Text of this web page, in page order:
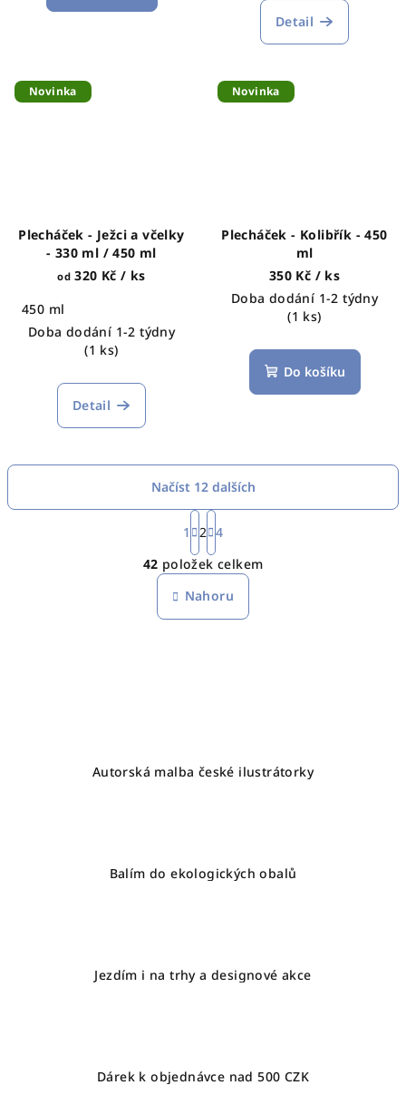
Detail
Novinka
Plecháček - Ježci a včelky
- 330 ml / 450 ml
od 320 Kč/ ks
450 ml
Doba dodání 1-2 týdny
(1 ks)
Detail
Novinka
Plecháček - Kolibřík - 450
ml
350 Kč / ks
Doba dodání 1-2 týdny
(1 ks)
Do košíku
O
v
l
á
k
i
Načíst 12 dalších
S
t
r
á
n
k
o
1 2 4
42 položek celkem
Nahoru
Autorská malba české ilustrátorky
Balím do ekologických obalů
Jezdím i na trhy a designové akce
Dárek k objednávce nad 500 CZK